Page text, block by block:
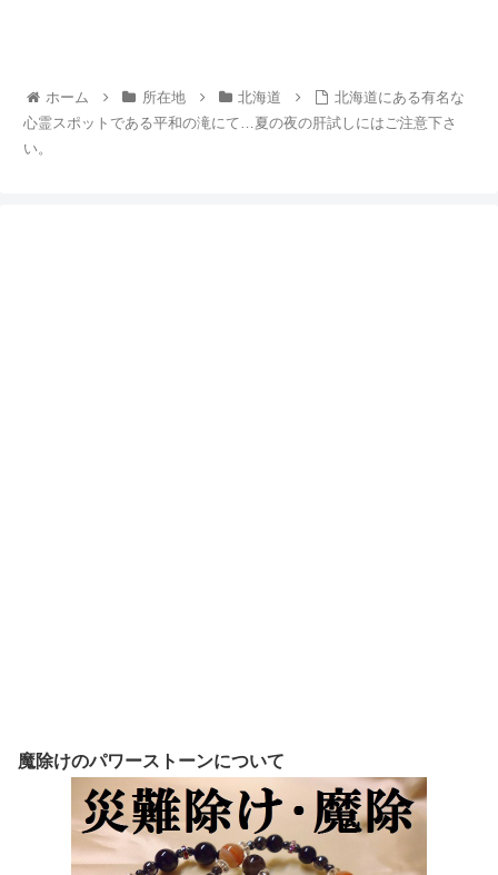
ホーム 所在地 北海道
北海道にある有名な
心霊スポットである平和の滝にて…夏の夜の肝試しにはご注意下さ
い。
魔除けのパワーストーンについて